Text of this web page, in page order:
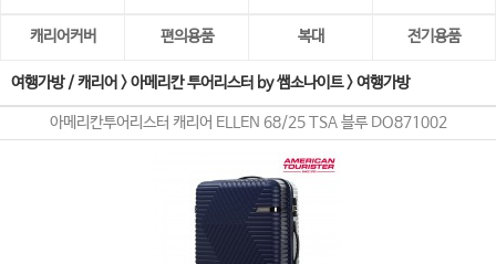
캐리어커버 편의용품 복대 전기용품
여행가방 / 캐리어 >아메리칸 투어리스터 by 쌤소나이트>여행가방
아메리칸투어리스터 캐리어 ELLEN 68/25 TSA 블루 DO871002